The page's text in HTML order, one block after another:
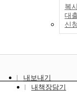
복
대
신
내보내기
내책장담기